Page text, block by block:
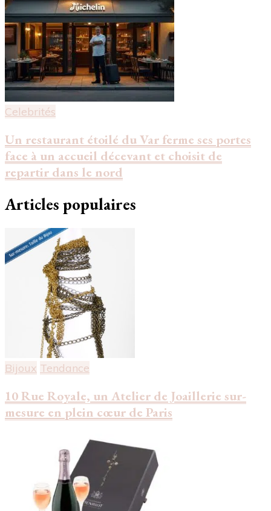
Celebrités
Un restaurant étoilé du Var ferme ses portes
face à un accueil décevant et choisit de
repartir dans le nord
Articles populaires
Bijoux Tendance
10 Rue Royale, un Atelier de Joaillerie sur-
mesure en plein cœur de Paris